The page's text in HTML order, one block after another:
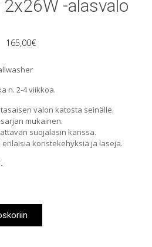
-alasvalo
165,00€
n. 2-4 viikkoa.
valon katosta seinälle.
mukainen.
suojalasin kanssa.
koristekehyksiä ja laseja.